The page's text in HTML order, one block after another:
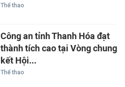
Thể thao
Công an tỉnh Thanh Hóa đạt
thành tích cao tại Vòng chung
kết Hội...
Thể thao